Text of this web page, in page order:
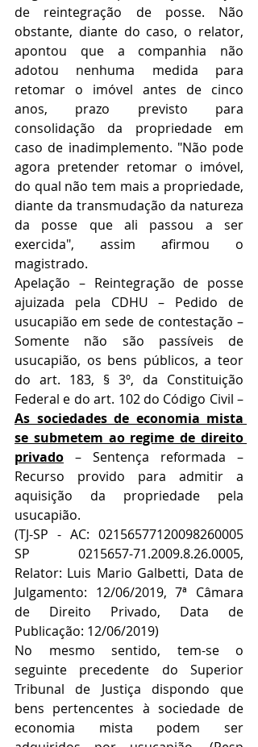
de reintegração de posse. Não
obstante, diante do caso, o relator,
apontou que a companhia não
adotou nenhuma medida para
retomar o imóvel antes de cinco
anos, prazo previsto para
consolidação da propriedade em
caso de inadimplemento. "Não pode
agora pretender retomar o imóvel,
do qual não tem mais a propriedade,
diante da transmudação da natureza
da posse que ali passou a ser
exercida", assim afirmou o
magistrado.
Apelação – Reintegração de posse
ajuizada pela CDHU – Pedido de
usucapião em sede de contestação –
Somente não são passíveis de
usucapião, os bens públicos, a teor
do art. 183, § 3º, da Constituição
As sociedades de economia mista
se submetem ao regime de direito
privado – Sentença reformada –
Recurso provido para admitir a
aquisição da propriedade pela
usucapião.
(TJ-SP - AC: 02156577120098260005
SP 0215657-71.2009.8.26.0005,
Relator: Luis Mario Galbetti, Data de
Julgamento: 12/06/2019, 7ª Câmara
de Direito Privado, Data de
Publicação: 12/06/2019)
No mesmo sentido, tem-se o
seguinte precedente do Superior
Tribunal de Justiça dispondo que
bens pertencentes à sociedade de
economia mista podem ser